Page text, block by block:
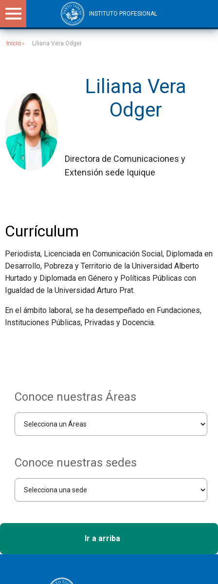
INSTITUTO PROFESIONAL
Inicio Liliana Vera Odger
Liliana Vera
Odger
Directora de Comunicaciones y
Extensión sede Iquique
Currículum
Periodista, Licenciada en Comunicación Social, Diplomada en
​Desarrollo, Pobreza y Territorio de la Universidad Alberto
Hurtado y Diplomada en Género y Políticas Públicas con
Igualdad de la Universidad Arturo Prat.
En el ámbito laboral, se ha desempeñado en Fundaciones,
Instituciones Públicas, Privadas y Docencia.
Conoce nuestras Áreas
Conoce nuestras sedes
Ir a arriba